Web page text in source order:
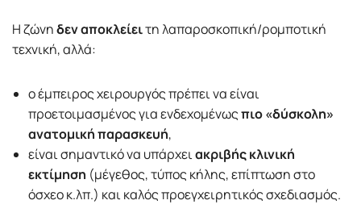
Η ζώνηδεν αποκλείειτη λαπαροσκοπική/ρομποτική
τεχνική, αλλά:
ο έμπειρος χειρουργός πρέπει να είναι
προετοιμασμένος για ενδεχομένωςπιο «δύσκολη»
ανατομική παρασκευή,
είναι σημαντικό να υπάρχειακριβής κλινική
εκτίμηση (μέγεθος, τύπος κήλης, επίπτωση στο
όσχεο κ.λπ.) και καλός προεγχειρητικός σχεδιασμός.